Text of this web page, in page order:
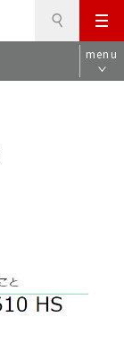
メ
ニ
ュ
menu